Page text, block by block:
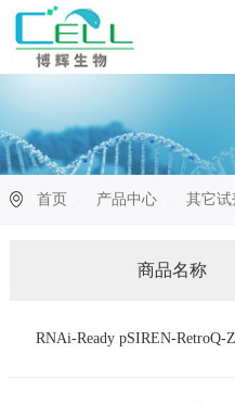
首页 产品中心 其它试
商品名称
RNAi-Ready pSIREN-RetroQ-